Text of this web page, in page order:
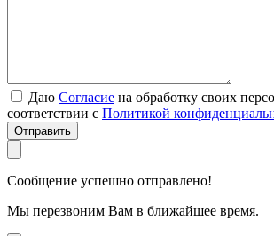
Даю Согласие на обработку своих
соответствии с Политикой
Отправить
Сообщение успешно отправлено!
Мы перезвоним Вам в ближайшее время.